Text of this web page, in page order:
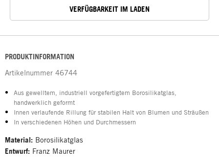
VERFÜGBARKEIT IM LADEN
PRODUKTINFORMATION
Artikelnummer 46744
Aus gewelltem, industriell vorgefertigtem Borosilikatglas,
handwerklich geformt
Innen verlaufende Rillung für stabilen Halt von Blumen und Sträußen
In verschiedenen Höhen und Durchmessern
Material: Borosilikatglas
Entwurf: Franz Maurer